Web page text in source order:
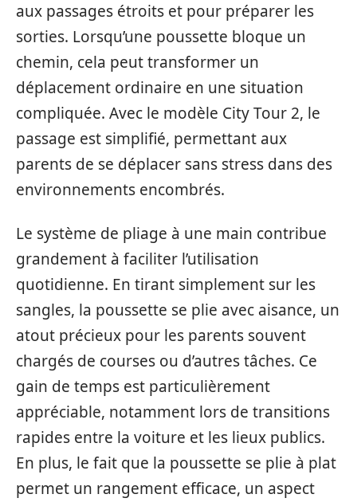
aux passages étroits et pour préparer les
sorties. Lorsqu’une poussette bloque un
chemin, cela peut transformer un
déplacement ordinaire en une situation
compliquée. Avec le modèle City Tour 2, le
passage est simplifié, permettant aux
parents de se déplacer sans stress dans des
environnements encombrés.
Le système de pliage à une main contribue
grandement à faciliter l’utilisation
quotidienne. En tirant simplement sur les
sangles, la poussette se plie avec aisance, un
atout précieux pour les parents souvent
chargés de courses ou d’autres tâches. Ce
gain de temps est particulièrement
appréciable, notamment lors de transitions
rapides entre la voiture et les lieux publics.
En plus, le fait que la poussette se plie à plat
permet un rangement efficace, un aspect